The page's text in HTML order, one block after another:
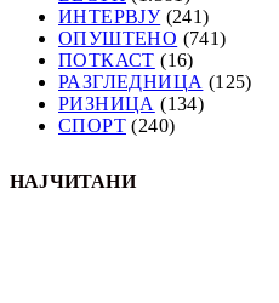
ИНТЕРВЈУ(241)
ОПУШТЕНО (741)
ПОТКАСТ (16)
РАЗГЛЕДНИЦА (125)
РИЗНИЦА (134)
СПОРТ (240)
НАЈЧИТАНИ